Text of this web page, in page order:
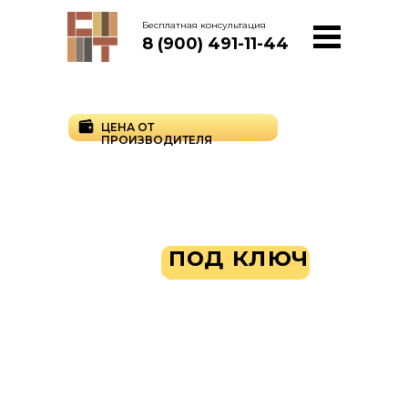
Бесплатная консультация
8 (900) 491-11-44
видовпод ключ
в Тамбове от
ЦЕНА ОТ
ПРОИЗВОДИТЕЛЯ